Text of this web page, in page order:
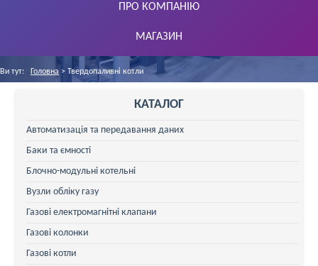
ПРО КОМПАНІЮ
МАГАЗИН
Ви тут: Головна > Твердопаливні котли
КАТАЛОГ
Автоматизація та передавання даних
Баки та ємності
Блочно-модульні котельні
Вузли обліку газу
Газові електромагнітні клапани
Газові колонки
Газові котли